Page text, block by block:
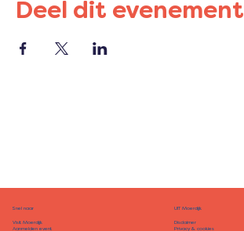
Deel dit evenement
Snel naar
Visit Moerdijk
Aanmelden event
UIT Moerdijk
Disclaimer
Privacy & cookies